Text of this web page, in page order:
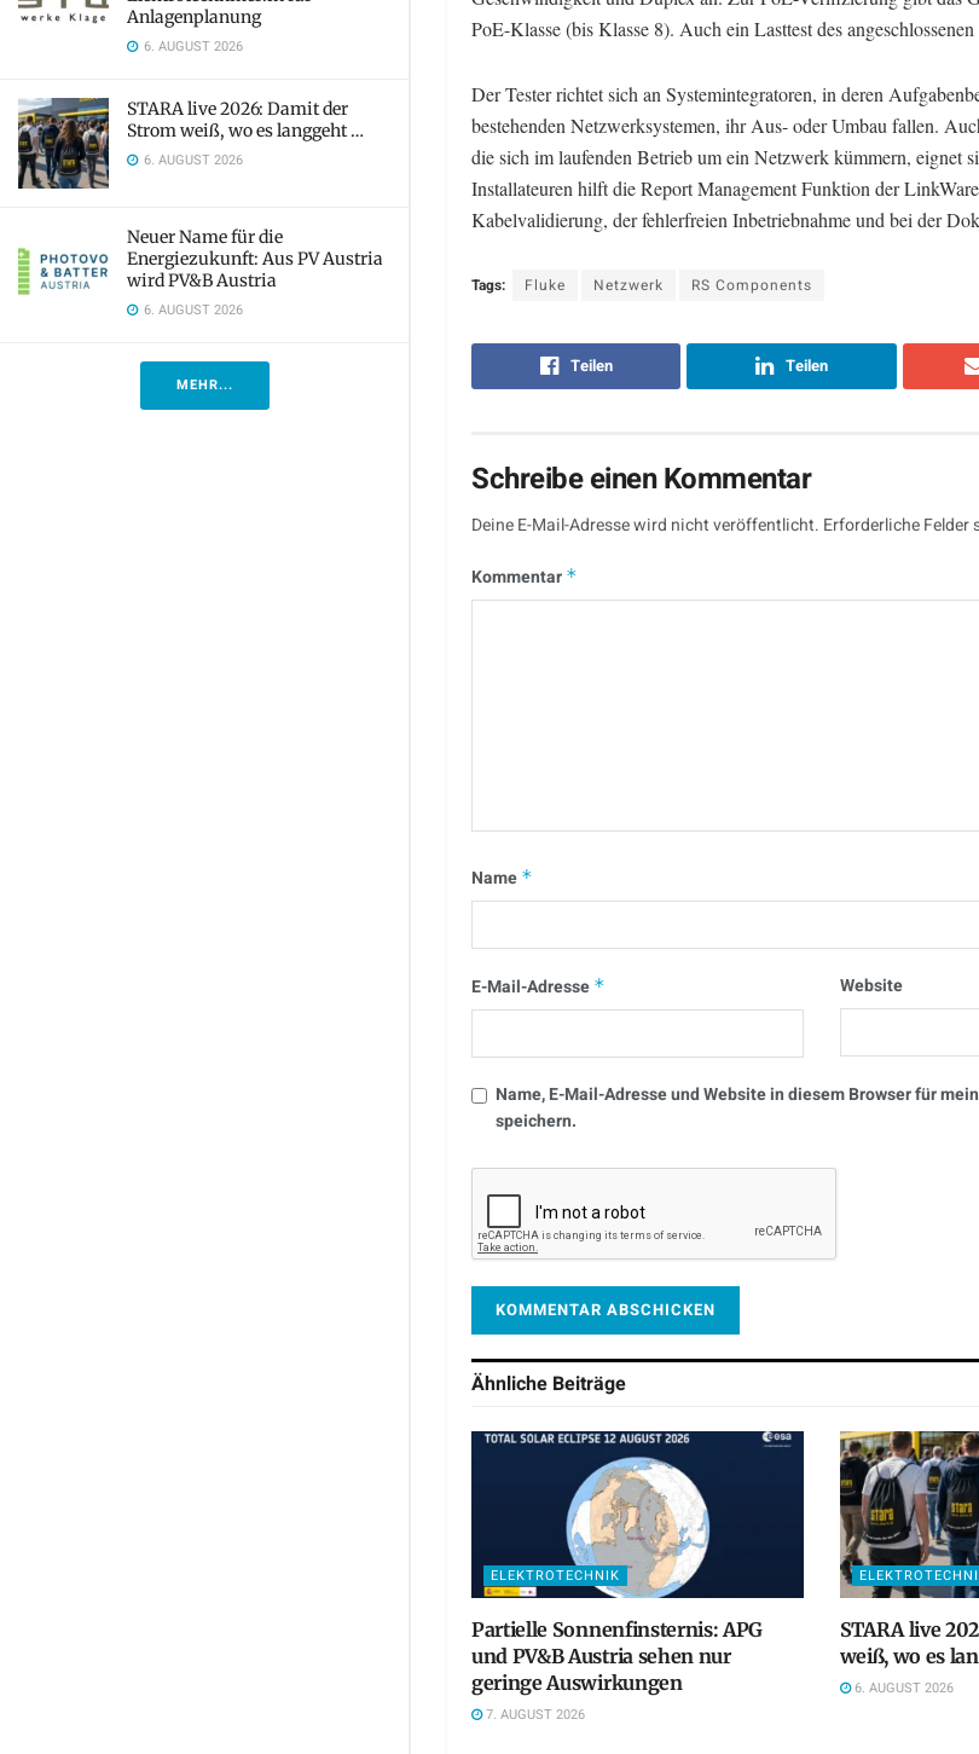
Anlagenplanung
6. AUGUST 2026
STARA live 2026: Damit der
Strom weiß, wo es langgeht …
6. AUGUST 2026
Neuer Name für die
Energiezukunft: Aus PV Austria
wird PV&B Austria
6. AUGUST 2026
MEHR...
PoE-Klasse (bis Klasse 8). Auch ein Lasttest des
Der Tester richtet sich an Systemintegratoren, in deren
bestehenden Netzwerksystemen, ihr Aus- oder Umbau fallen.
die sich im laufenden Betrieb um ein Netzwerk kümmern, eignet
Installateuren hilft die Report Management Funktion der
Kabelvalidierung, der fehlerfreien Inbetriebnahme und bei der
Tags: Fluke Netzwerk RS Components
Teilen Teilen
Schreibe einen Kommentar
Deine E-Mail-Adresse wird nicht veröffentlicht. Erforderliche Felder
Kommentar *
Name *
E-Mail-Adresse * Website
Name, E-Mail-Adresse und Website in diesem Browser für
speichern.
Ähnliche Beiträge
ELEKTROTECHNIK
Partielle Sonnenfinsternis: APG
und PV&B Austria sehen nur
geringe Auswirkungen
7. AUGUST 2026
STARA live
weiß, wo es
6. AUGUST 2026